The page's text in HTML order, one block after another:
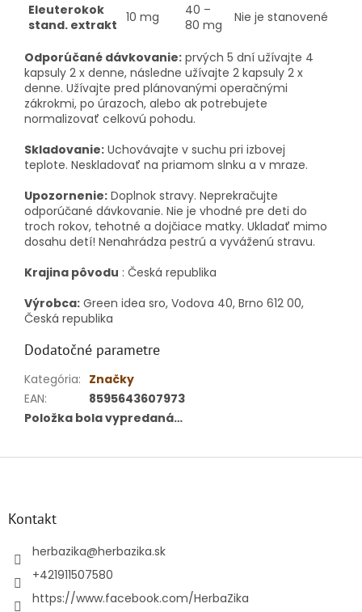
Eleuterokok
stand. extrakt 10 mg
40 –
80 mg
Nie je stanovené
Odporúčané dávkovanie: prvých 5 dní užívajte 4
kapsuly 2 x denne, následne užívajte 2 kapsuly 2 x
denne. Užívajte pred plánovanými operačnými
zákrokmi, po úrazoch, alebo ak potrebujete
normalizovať celkovú pohodu.
Skladovanie: Uchovávajte v suchu pri izbovej
teplote. Neskladovať na priamom slnku a v mraze.
Upozornenie: Doplnok stravy. Neprekračujte
odporúčané dávkovanie. Nie je vhodné pre deti do
troch rokov, tehotné a dojčiace matky. Ukladať mimo
dosahu detí! Nenahrádza pestrú a vyváženú stravu.
Krajina pôvodu : Česká republika
Výrobca: Green idea sro, Vodova 40, Brno 612 00,
Česká republika
Dodatočné parametre
Kategória: Značky
EAN:
8595643607973
Položka bola vypredaná…
Z
Kontakt
herbazika@herbazika.sk
+421911507580
https://www.facebook.com/HerbaZika